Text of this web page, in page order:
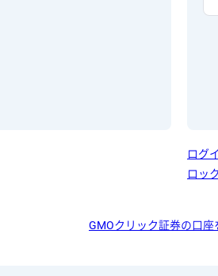
ログ
ロッ
GMOクリック証券の口座